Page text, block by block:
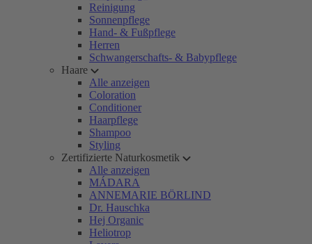
Reinigung
Sonnenpflege
Hand- & Fußpflege
Herren
Schwangerschafts- & Babypflege
Haare
Alle anzeigen
Coloration
Conditioner
Haarpflege
Shampoo
Styling
Zertifizierte Naturkosmetik
Alle anzeigen
MÁDARA
ANNEMARIE BÖRLIND
Dr. Hauschka
Hej Organic
Heliotrop